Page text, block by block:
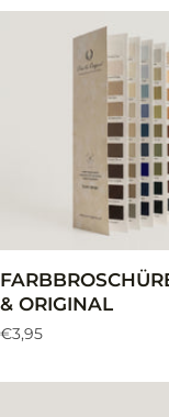
& ORIGINAL
Angebotspreis
€3,95